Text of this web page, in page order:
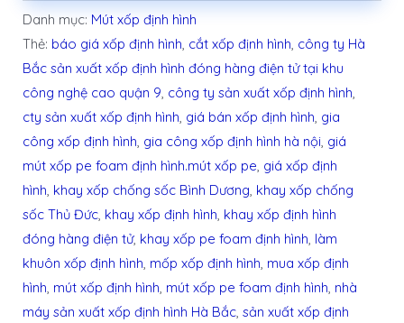
Danh mục: Mút xốp định hình
Thẻ: báo giá xốp định hình, cắt xốp định hình, công ty Hà
Bắc sản xuất xốp định hình đóng hàng điện tử tại khu
công nghệ cao quận 9, công ty sản xuất xốp định hình,
cty sản xuất xốp định hình, giá bán xốp định hình, gia
công xốp định hình, gia công xốp định hình hà nội, giá
mút xốp pe foam định hình.mút xốp pe, giá xốp định
hình, khay xốp chống sốc Bình Dương, khay xốp chống
sốc Thủ Đức, khay xốp định hình, khay xốp định hình
đóng hàng điện tử, khay xốp pe foam định hình, làm
khuôn xốp định hình, mốp xốp định hình, mua xốp định
hình, mút xốp định hình, mút xốp pe foam định hình, nhà
máy sản xuất xốp định hình Hà Bắc,sản xuất xốp định